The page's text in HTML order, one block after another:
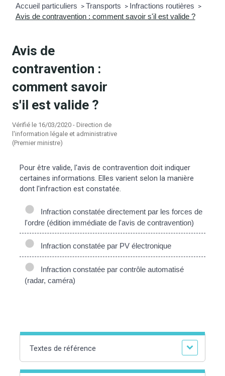
municipaux
sur la commune
d’urbanisme
Association
domaine public
Accueil particuliers > Transports > Infractions routières >
Avis de contravention : comment savoir s'il est valide ?
Avis de
contravention :
comment savoir
s'il est valide ?
Vérifié le 16/03/2020 - Direction de
l'information légale et administrative
(Premier ministre)
Pour être valide, l'avis de contravention doit indiquer
certaines informations. Elles varient selon la manière
dont l'infraction est constatée.
Infraction constatée directement par les forces de
l'ordre (édition immédiate de l'avis de contravention)
Infraction constatée par PV électronique
Infraction constatée par contrôle automatisé
(radar, caméra)
Textes de référence